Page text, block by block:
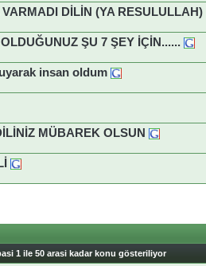
DİLİN (YA RESULULLAH)
ŞU 7 ŞEY İÇİN......
insan oldum
MÜBAREK OLSUN
1 ile 50 arasi kadar konu gösteriliyor